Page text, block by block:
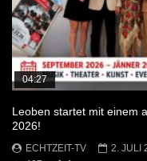
04:27
Leoben startet mit einem
2026!
ECHTZEIT-TV
2. JULI